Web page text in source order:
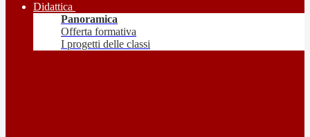
Didattica
Panoramica
Offerta formativa
I progetti delle classi